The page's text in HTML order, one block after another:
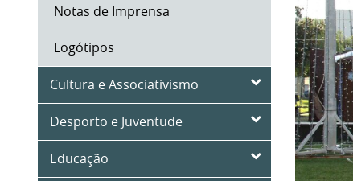
Notas de Imprensa
Logótipos
Cultura e Associativismo
Desporto e Juventude
Educação